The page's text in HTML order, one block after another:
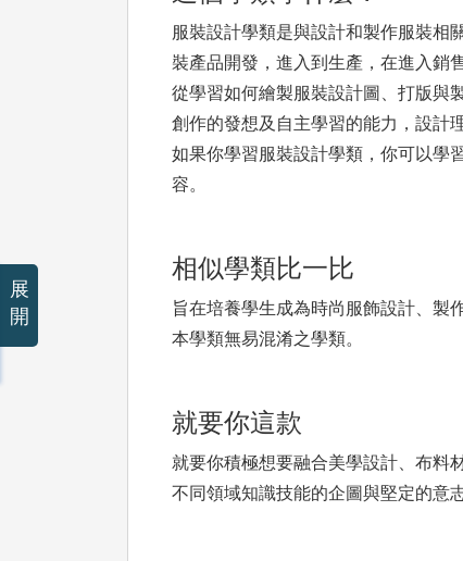
服裝設計學類是與設計和製作服裝相
裝產品開發，進入到生產，在進入銷
從學習如何繪製服裝設計圖、打版與
創作的發想及自主學習的能力，設計
如果你學習服裝設計學類，你可以學
容。
相似學類比一比
旨在培養學生成為時尚服飾設計、製
本學類無易混淆之學類。
就要你這款
就要你積極想要融合美學設計、布料
不同領域知識技能的企圖與堅定的意
展
開